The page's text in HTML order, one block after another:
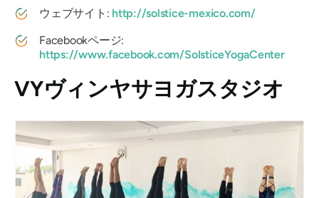
ウェブサイト: http://solstice-mexico.com/
Facebookページ:
https://www.facebook.com/SolsticeYogaCenter
VYヴィンヤサヨガスタジオ